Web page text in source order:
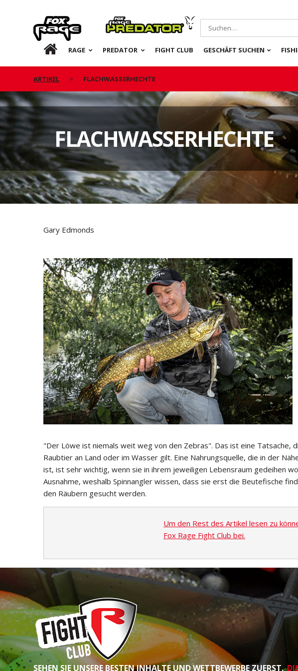
Rage Predator
DE RAGE PREDATOR FIGHT CLUB GESCHÄFT SUCHEN
ARTIKEL FLACHWASSERHECHTE
FLACHWASSERHECHTE
Gary Edmonds
"Der Löwe ist niemals weit weg von den Zebras". Das ist eine Tatsache,
Raubtier an Land oder im Wasser gilt. Eine Nahrungsquelle, die in der
ist, ist sehr wichtig, wenn sie in ihrem jeweiligen Lebensraum gedeihen
Ausnahme, weshalb Spinnangler wissen, dass sie erst die Beutefische
den Räubern gesucht werden.
Um den Rest des Artikel lesen zu
Fox Rage Fight Club bei.
SEHEN SIE UNSERE BESTEN INHALTE UND WETTBEWERBE ZUERST.